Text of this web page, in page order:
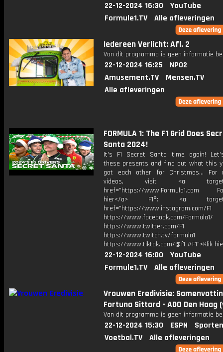
22-12-2024 16:30
YouTube
Formule1.TV
Alle afleveringen
Iedereen Verlicht: Afl. 2
Van dit programma is geen informatie
22-12-2024 16:25
NPO2
Amusement.TV
Mensen.TV
Alle afleveringen
FORMULA 1: The F1 Grid Does
Santa 2024!
It's F1 Secret Santa time again!
these presents and find out what this
got each other for Christmas… For
videos, visit <a
href="https://www.Formula1.com
hier</a> F1®: <a
href="https://www.instagram.com/F1
https://www.facebook.com/Formula1/
https://www.twitter.com/F1
https://www.twitch.tv/formula1
https://www.tiktok.com/@f1 #F1">Klik
22-12-2024 16:00
YouTube
Formule1.TV
Alle afleveringen
Vrouwen Eredivisie:
Fortuna Sittard - ADO Den Haag
Van dit programma is geen informatie
22-12-2024 15:30 ESPN
Voetbal.TV
Alle afleveringen